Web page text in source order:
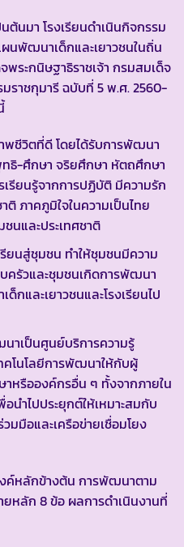
มา โรงเรียนดำเนินกิจกรรม
นพัฒนาเด็กและเยาวชนในถิ่น
พระกนิษฐาธิราชเจ้า กรมสมเด็จ
ราชกุมารี ฉบับที่ 5 พ.ศ. 2560-
พชีวิตที่ดี โดยได้รับการพัฒนา
ธิ-ศึกษา จริยศึกษา หัตถศึกษา
รียนรู้จากการปฏิบัติ มีความรัก
ภาคภูมิใจในความเป็นไทย
นและประเทศชาติ
ยนสู่ชุมชน ทำให้ชุมชนมีความ
ครัวและชุมชนเกิดการพัฒนา
และเยาวชนและโรงเรียนไป
าเป็นศูนย์บริการความรู้
คโนโลยีการพัฒนาให้กับผู้
หรือองค์กรอื่น ๆ ทั้งจากภายใน
อนำไปประยุกต์ให้เหมาะสมกับ
มมือและเครือข่ายเชื่อมโยง
หลักข้างต้น การพัฒนาตาม
หลัก 8 ข้อ ผลการดำเนินงานที่